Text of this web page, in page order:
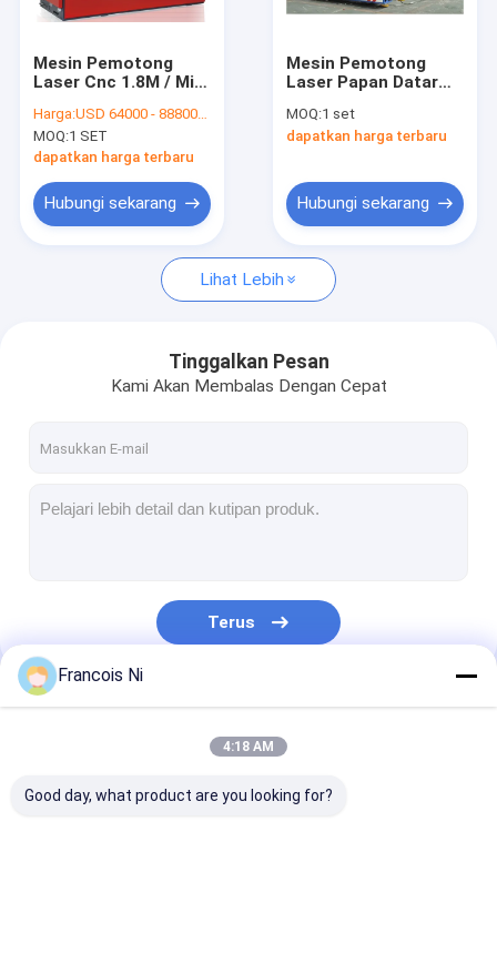
Hubungi kami
Berita
Memotong baja aturan
Die Cutting Consumables
Buku membuat mesin
Mesin Kemasan otomatis
Otomatis Mesin Percetakan
Mesin Pemotong
Laser Cnc 1.8M / Min
Aliran Cepat Untuk
Pembuatan Dieboard
Harga:USD 64000 - 88800/SET
MOQ:1 SET
dapatkan harga terbaru
Hubungi sekarang
Mesin Pemotong
Laser Papan Datar
MOQ:1 set
dapatkan harga terbaru
Hubungi sekarang
Lihat Lebih
Tinggalkan Pesan
Kami Akan Membalas Dengan Cepat
Terus
Kategori Kami
Francois Ni
4:18 AM
Good day, what product are you looking for?